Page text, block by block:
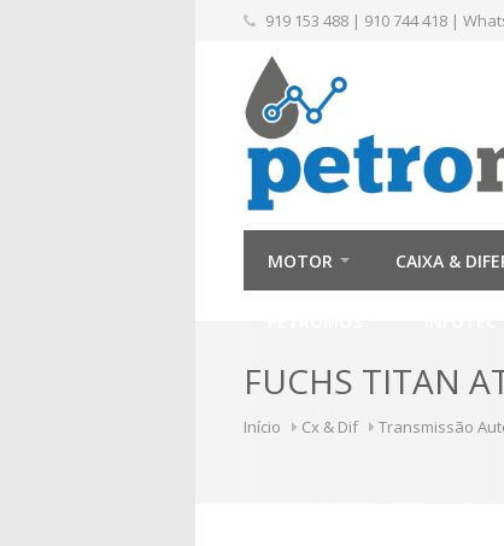
919 153 488 | 910 744 418 |
MOTOR CAIXA &
FUCHS TITAN
Início Cx & Dif Transmissão